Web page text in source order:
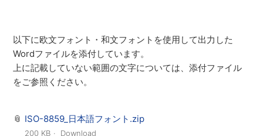
以下に欧文フォント・和文フォントを使用して出力した
Wordファイルを添付しています。
上に記載していない範囲の文字については、添付ファイル
をご参照ください。
ISO-8859_日本語フォント.zip
200 KB Download